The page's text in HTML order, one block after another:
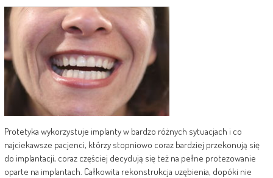
Protetyka wykorzystuje implanty w bardzo różnych sytuacjach i co
najciekawsze pacjenci, którzy stopniowo coraz bardziej przekonują się
do implantacji, coraz częściej decydują się też na pełne protezowanie
oparte na implantach. Całkowita rekonstrukcja uzębienia, dopóki nie